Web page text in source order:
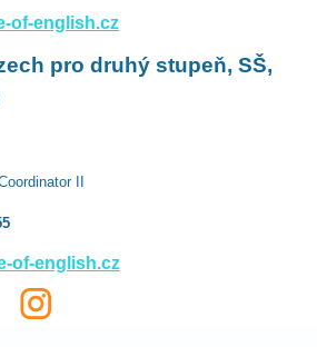
of-english.cz
pro druhý stupeň, SŠ,
II
of-english.cz